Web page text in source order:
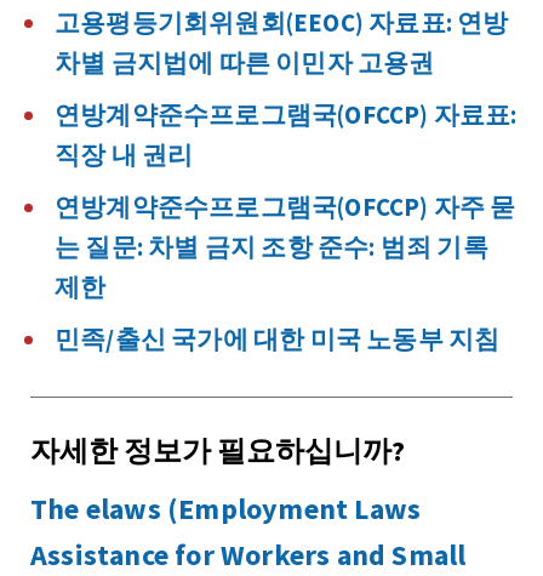
고용평등기회위원회(EEOC) 자료표: 연방
차별 금지법에 따른 이민자 고용권
연방계약준수프로그램국(OFCCP) 자료표:
직장 내 권리
연방계약준수프로그램국(OFCCP) 자주 묻
는 질문: 차별 금지 조항 준수: 범죄 기록
제한
민족/출신 국가에 대한 미국 노동부 지침
자세한 정보가 필요하십니까?
The elaws (Employment Laws
Assistance for Workers and Small